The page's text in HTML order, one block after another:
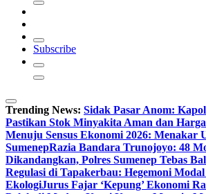
Subscribe
Trending News: Sidak Pasar Anom:
Pastikan Stok Minyakita Aman dan
Menuju Sensus Ekonomi 2026: Menakar
SumenepRazia Bandara Trunojoyo: 48
Dikandangkan, Polres Sumenep Tebas
Regulasi di Tapakerbau: Hegemoni
EkologiJurus Fajar ‘Kepung’ Ekonomi